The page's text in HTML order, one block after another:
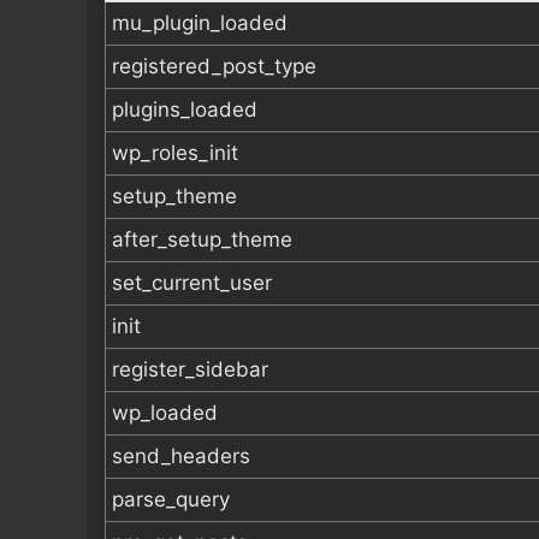
mu_plugin_loaded
registered_post_type
plugins_loaded
wp_roles_init
setup_theme
after_setup_theme
set_current_user
init
register_sidebar
wp_loaded
send_headers
parse_query